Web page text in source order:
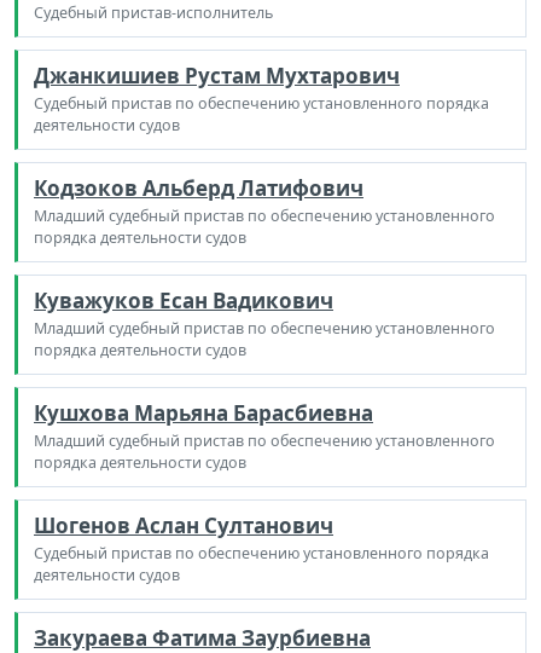
Судебный пристав-исполнитель
Джанкишиев Рустам Мухтарович
Судебный пристав по обеспечению установленного порядка
деятельности судов
Кодзоков Альберд Латифович
Младший судебный пристав по обеспечению установленного
порядка деятельности судов
Куважуков Есан Вадикович
Младший судебный пристав по обеспечению установленного
порядка деятельности судов
Кушхова Марьяна Барасбиевна
Младший судебный пристав по обеспечению установленного
порядка деятельности судов
Шогенов Аслан Султанович
Судебный пристав по обеспечению установленного порядка
деятельности судов
Закураева Фатима Заурбиевна